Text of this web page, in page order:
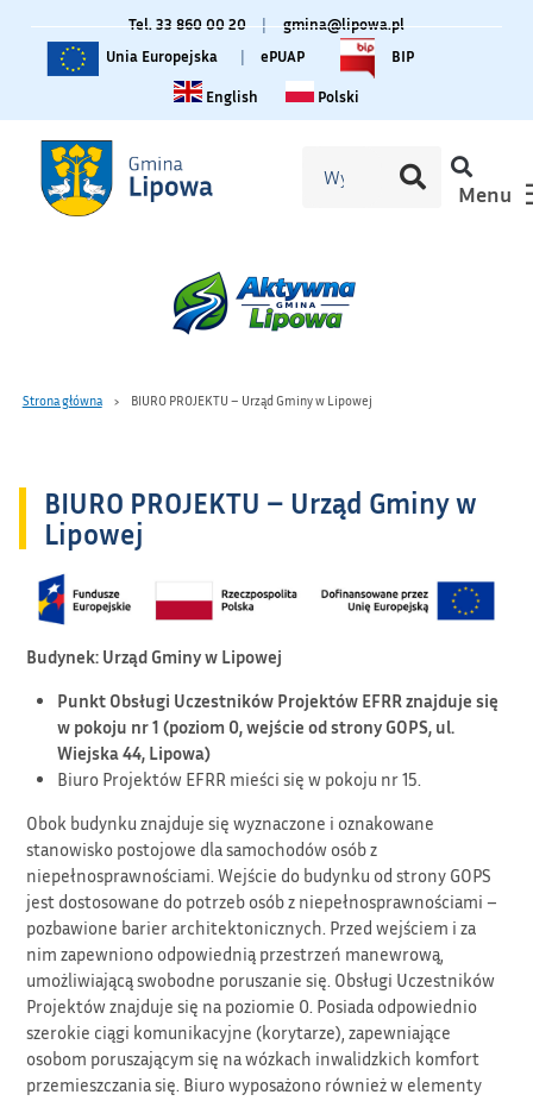
Tel. 33 860 00 20 |
gmina@lipowa.pl
Unia Europejska
| ePUAP
BIP
Change language to English
English Zmiana języka na polski
Polski
Menu
Strona główna BIURO PROJEKTU – Urząd Gminy w Lipowej
BIURO PROJEKTU – Urząd Gminy w
Lipowej
Budynek: Urząd Gminy w Lipowej
Punkt Obsługi Uczestników Projektów EFRR znajduje się
w pokoju nr 1 (poziom 0, wejście od strony GOPS, ul.
Wiejska 44, Lipowa)
Biuro Projektów EFRR mieści się w pokoju nr 15.
Obok budynku znajduje się wyznaczone i oznakowane
stanowisko postojowe dla samochodów osób z
niepełnosprawnościami. Wejście do budynku od strony GOPS
jest dostosowane do potrzeb osób z niepełnosprawnościami –
pozbawione barier architektonicznych. Przed wejściem i za
nim zapewniono odpowiednią przestrzeń manewrową,
umożliwiającą swobodne poruszanie się. Obsługi Uczestników
Projektów znajduje się na poziomie 0. Posiada odpowiednio
szerokie ciągi komunikacyjne (korytarze), zapewniające
osobom poruszającym się na wózkach inwalidzkich komfort
przemieszczania się. Biuro wyposażono również w elementy